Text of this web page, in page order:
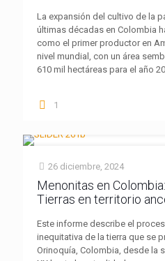
La expansión del cultivo de la
últimas décadas en Colombia
como el primer productor en
nivel mundial, con un área
610 mil hectáreas para el año
1
26 diciembre, 2024
Menonitas en
Tierras en territorio
Este informe describe el
inequitativa de la tierra que se
Orinoquía, Colombia, desde la